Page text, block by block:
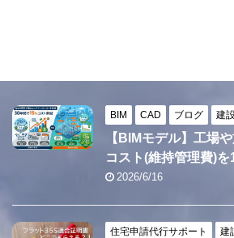
BIM CAD ブログ 建
【BIMモデル】工場
コスト(維持管理費)を
2026/6/16
住宅申請代行サポート 建